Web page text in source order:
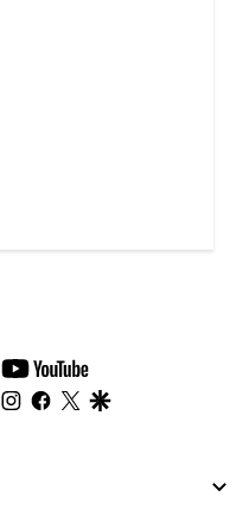
youtube-
footer
instagram
facebook
twitter